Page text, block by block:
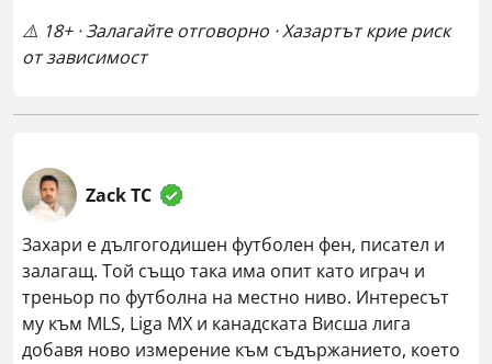
⚠️ 18+ · Залагайте отговорно · Хазартът крие риск
от зависимост
Zack TC
Захари е дългогодишен футболен фен, писател и
залагащ. Той също така има опит като играч и
треньор по футболна на местно ниво. Интересът
му към MLS, Liga MX и канадската Висша лига
добавя ново измерение към съдържанието, което